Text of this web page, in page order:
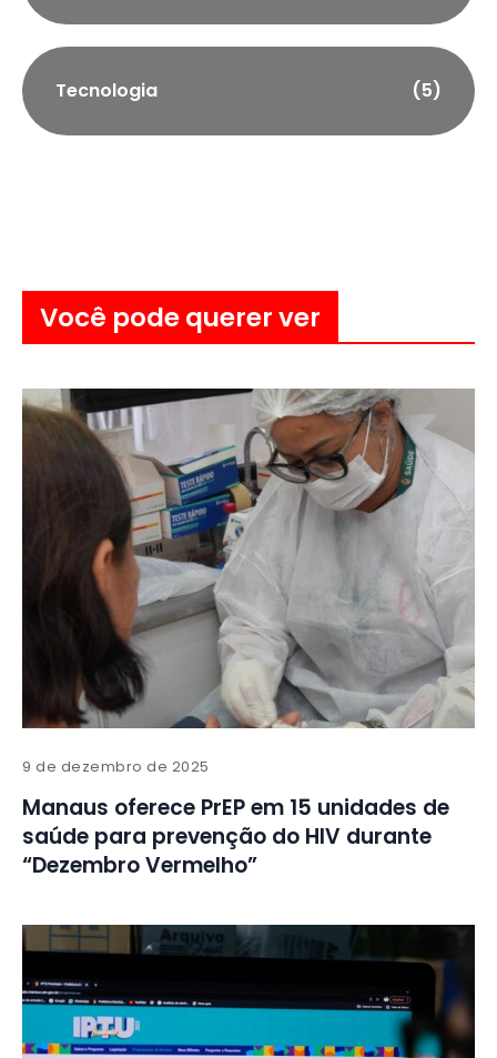
Tecnologia (5)
Você pode querer ver
9 de dezembro de 2025
Manaus oferece PrEP em 15 unidades de
saúde para prevenção do HIV durante
“Dezembro Vermelho”